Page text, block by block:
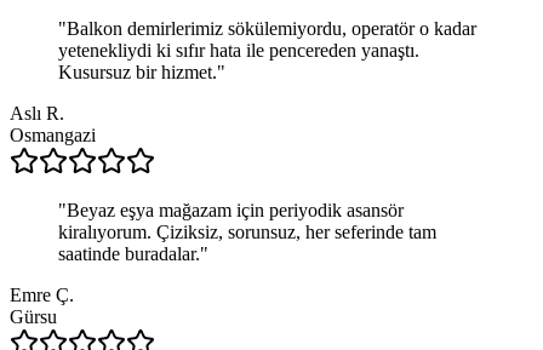
"Balkon demirlerimiz sökülemiyordu, operatör o kadar
yetenekliydi ki sıfır hata ile pencereden yanaştı.
Kusursuz bir hizmet."
Aslı R.
Osmangazi
"Beyaz eşya mağazam için periyodik asansör
kiralıyorum. Çiziksiz, sorunsuz, her seferinde tam
saatinde buradalar."
Emre Ç.
Gürsu